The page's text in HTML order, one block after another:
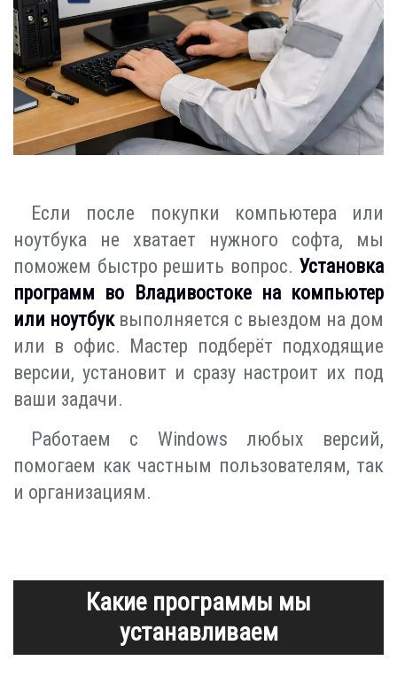
Если после покупки компьютера или
ноутбука не хватает нужного софта, мы
поможем быстро решить вопрос. Установка
программ во Владивостоке на компьютер
или ноутбуквыполняется с выездом на дом
или в офис. Мастер подберёт подходящие
версии, установит и сразу настроит их под
ваши задачи.
Работаем с Windows любых версий,
помогаем как частным пользователям, так
и организациям.
Какие программы мы
устанавливаем